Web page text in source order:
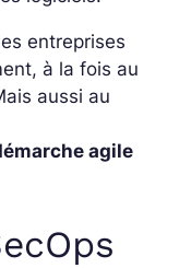
entreprises
à la fois au
aussi au
agile